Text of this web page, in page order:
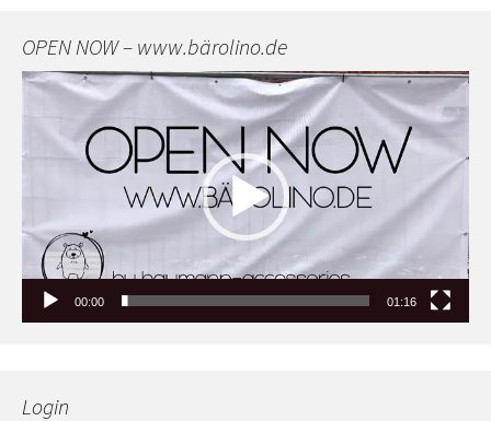
OPEN NOW – www.bärolino.de
Video-
00:00 01:16
Login